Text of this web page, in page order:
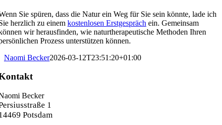
Sie spüren, dass die Natur ein Weg für Sie sein könnte, lade ich
herzlich zu einemkostenlosen Erstgespräch ein. Gemeinsam
wir herausfinden, wie naturtherapeutische Methoden Ihren
Prozess unterstützen können.
Naomi Becker2026-03-12T23:51:20+01:00
Becker
1
Potsdam